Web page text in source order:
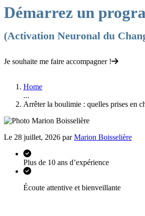
Démarrez un
(Activation Neuronal du
Je souhaite me faire accompagner !
Home
...
Arrêter la boulimie : quelles prises en
Le 28 juillet, 2026 parMarion Boisselière
Plus de 10 ans d’expérience
Écoute attentive et bienveillante